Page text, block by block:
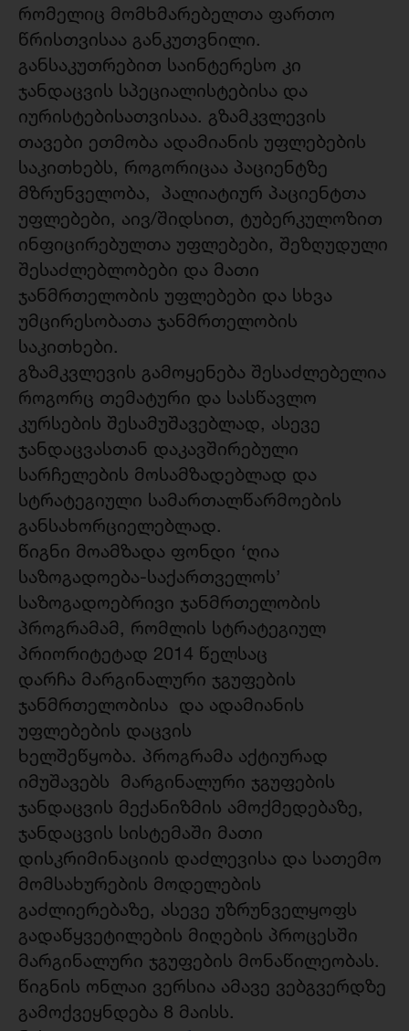
რომელიც მომხმარებელთა ფართო
წრისთვისაა განკუთვნილი.
განსაკუთრებით საინტერესო კი
ჯანდაცვის სპეციალისტებისა და
იურისტებისათვისაა. გზამკვლევის
თავები ეთმობა ადამიანის უფლებების
საკითხებს, როგორიცაა პაციენტზე
მზრუნველობა, პალიატიურ პაციენტთა
უფლებები, აივ/შიდსით, ტუბერკულოზით
ინფიცირებულთა უფლებები, შეზღუდული
შესაძლებლობები და მათი
ჯანმრთელობის უფლებები და სხვა
უმცირესობათა ჯანმრთელობის
საკითხები.
გზამკვლევის გამოყენება შესაძლებელია
როგორც თემატური და სასწავლო
კურსების შესამუშავებლად, ასევე
ჯანდაცვასთან დაკავშირებული
სარჩელების მოსამზადებლად და
სტრატეგიული სამართალწარმოების
განსახორციელებლად.
წიგნი მოამზადა ფონდი ‘ღია
საზოგადოება-საქართველოს’
საზოგადოებრივი ჯანმრთელობის
პროგრამამ, რომლის სტრატეგიულ
პრიორიტეტად 2014 წელსაც
დარჩა მარგინალური ჯგუფების
ჯანმრთელობისა და ადამიანის
უფლებების დაცვის
ხელშეწყობა. პროგრამა აქტიურად
იმუშავებს მარგინალური ჯგუფების
ჯანდაცვის მექანიზმის ამოქმედებაზე,
ჯანდაცვის სისტემაში მათი
დისკრიმინაციის დაძლევისა და სათემო
მომსახურების მოდელების
გაძლიერებაზე, ასევე უზრუნველყოფს
გადაწყვეტილების მიღების პროცესში
მარგინალური ჯგუფების მონაწილეობას.
წიგნის ონლაი ვერსია ამავე ვებგვერდზე
გამოქვეყნდება 8 მაისს.